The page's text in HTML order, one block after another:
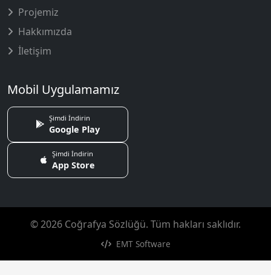
Projemiz
Hakkımızda
İletişim
Mobil Uygulamamız
Şimdi İndirin
Google Play
Şimdi İndirin
App Store
© 2026 Coğrafya Sözlüğü. Tüm hakları saklıdır.
EMT Software